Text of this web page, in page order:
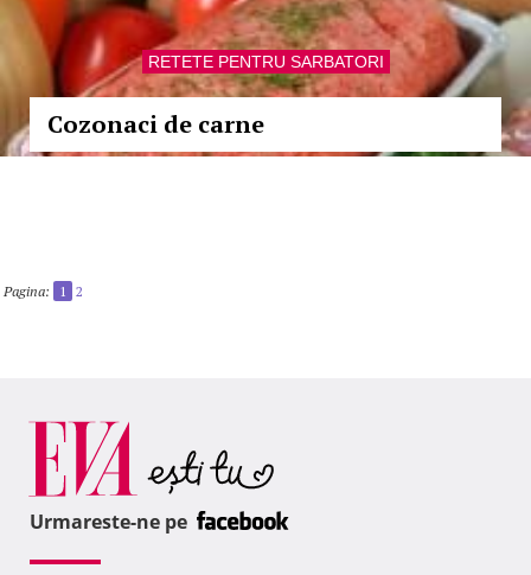
RETETE PENTRU SARBATORI
Cozonaci de carne
Pagina: 1 2
Urmareste-ne pe